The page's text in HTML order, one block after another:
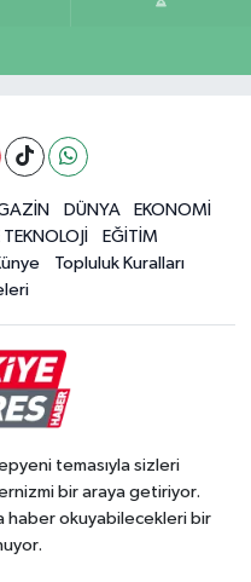
DÜNYA
EKONOMİ
EĞİTİM
Topluluk Kuralları
temasıyla sizleri
bir araya getiriyor.
haber okuyabilecekleri bir